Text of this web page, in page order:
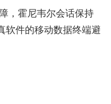
，霍尼韦尔会话保持
软件的移动数据终端避